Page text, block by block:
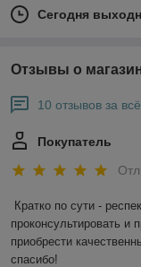
Сегодня
Отзывы о
10 отзывов за
Покупатель
Кратко по сути -
проконсультировать и
приобрести
спасибо!